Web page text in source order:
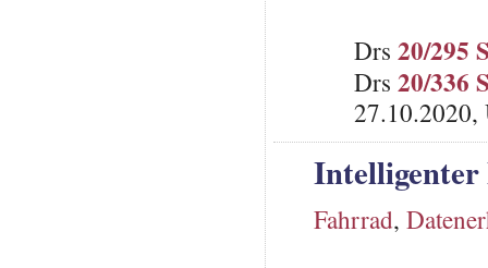
Drs 20/295
Drs 20/336
27.10.2020,
Intelligenter
Fahrrad,